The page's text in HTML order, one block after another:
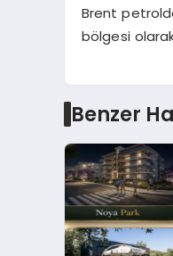
Brent
bölgesi
Benzer